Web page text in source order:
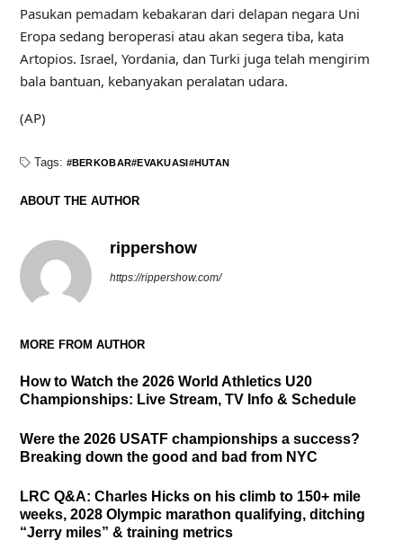
Pasukan pemadam kebakaran dari delapan negara Uni
Eropa sedang beroperasi atau akan segera tiba, kata
Artopios. Israel, Yordania, dan Turki juga telah mengirim
bala bantuan, kebanyakan peralatan udara.
(AP)
Tags: BERKOBAR EVAKUASI HUTAN
ABOUT THE AUTHOR
rippershow
https://rippershow.com/
MORE FROM AUTHOR
How to Watch the 2026 World Athletics U20
Championships: Live Stream, TV Info & Schedule
Were the 2026 USATF championships a success?
Breaking down the good and bad from NYC
LRC Q&A: Charles Hicks on his climb to 150+ mile
weeks, 2028 Olympic marathon qualifying, ditching
“Jerry miles” & training metrics